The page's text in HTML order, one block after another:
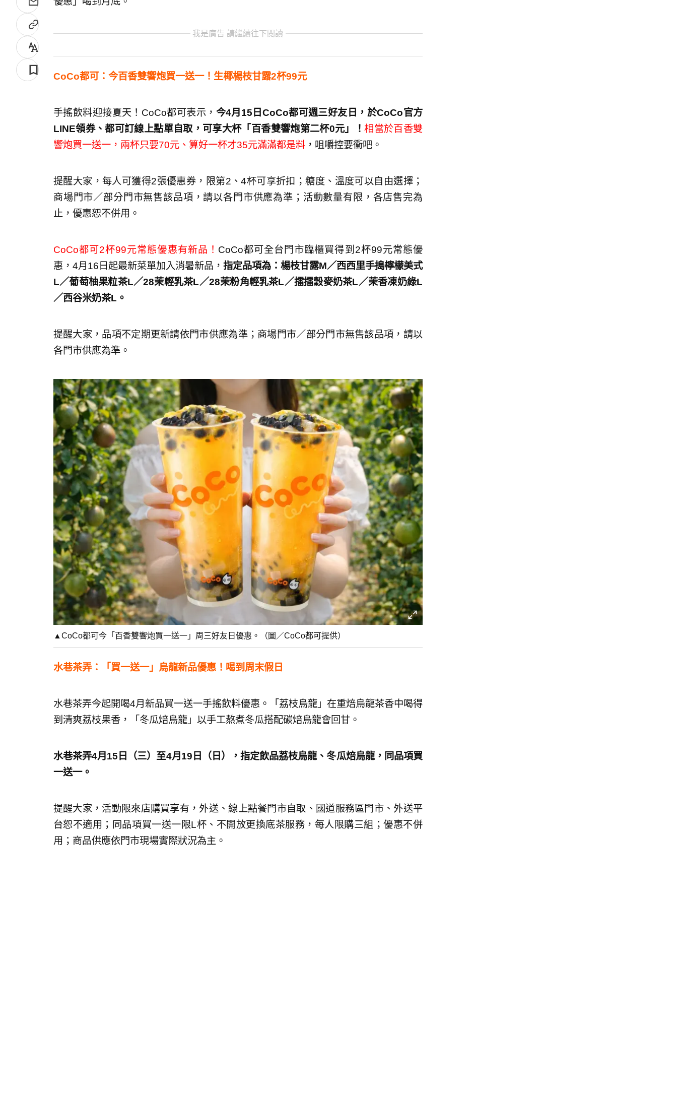
我是廣告 請繼續往下閱讀
CoCo都可：今百香雙響炮買一送一！生椰楊枝甘露2杯99元
手搖飲料迎接夏天！CoCo都可表示， 今4月15日CoCo都可週三好友日，於CoCo官方
LINE領券、都可訂線上點單自取，可享大杯「百香雙響炮第二杯0元」！相當於百香雙
響炮買一送一，兩杯只要70元、算好一杯才35元滿滿都是料，咀嚼控要衝吧。
提醒大家，每人可獲得2張優惠券，限第2、4杯可享折扣；糖度、溫度可以自由選擇；
商場門市／部分門市無售該品項，請以各門市供應為準；活動數量有限，各店售完為
止，優惠恕不併用。
CoCo都可2杯99元常態優惠有新品！ CoCo都可全台門市臨櫃買得到2杯99元常態優
惠，4月16日起最新菜單加入消暑新品， 指定品項為：楊枝甘露M／西西里手搗檸檬美式
L／葡萄柚果粒茶L／28茉輕乳茶L／28茉粉角輕乳茶L／擂擂穀麥奶茶L／茉香凍奶綠L
／西谷米奶茶L。
提醒大家，品項不定期更新請依門市供應為準；商場門市／部分門市無售該品項，請以
各門市供應為準。
▲CoCo都可今「百香雙響炮買一送一」周三好友日優惠。（圖／CoCo都可提供）
水巷茶弄：「買一送一」烏龍新品優惠！喝到周末假日
水巷茶弄今起開喝4月新品買一送一手搖飲料優惠。「荔枝烏龍」在重焙烏龍茶香中喝得
到清爽荔枝果香，「冬瓜焙烏龍」以手工熬煮冬瓜搭配碳焙烏龍會回甘。
水巷茶弄4月15日（三）至4月19日（日），指定飲品荔枝烏龍、冬瓜焙烏龍，同品項買
一送一。
提醒大家，活動限來店購買享有，外送、線上點餐門市自取、國道服務區門市、外送平
台恕不適用；同品項買一送一限L杯、不開放更換底茶服務，每人限購三組；優惠不併
用；商品供應依門市現場實際狀況為主。